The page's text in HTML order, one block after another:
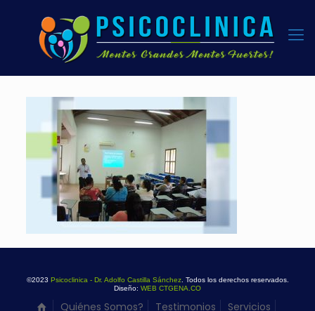
©2023 Psicoclinica - Dr. Adolfo Castilla Sánchez. Todos los derechos reservados.
Diseño: WEB CTGENA.CO
Quiénes Somos? Testimonios
Servicios